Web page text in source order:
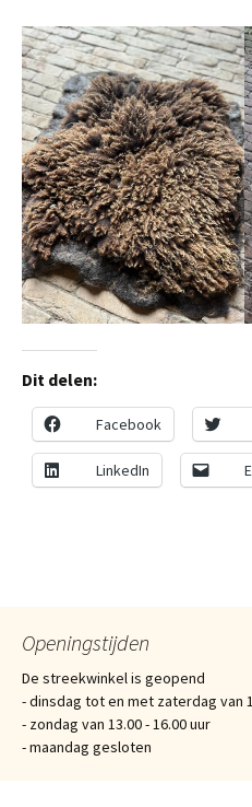
Dit delen:
Facebook
LinkedIn
Openingstijden
De streekwinkel is geopend
- dinsdag tot en met zaterdag van
- zondag van 13.00 - 16.00 uur
- maandag gesloten